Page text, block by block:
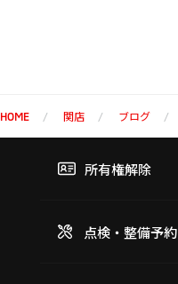
HOME 関店 ブログ
所有権解除
点検・整備予約